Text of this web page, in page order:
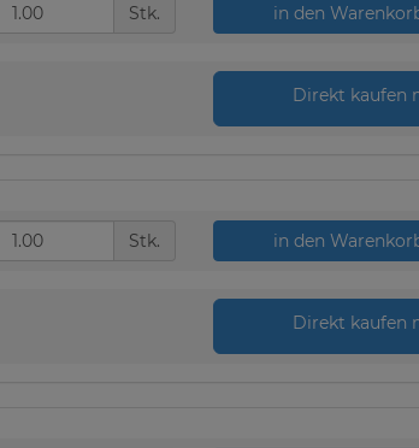
Stk. in den
Direkt kaufen
Stk. in den
Direkt kaufen